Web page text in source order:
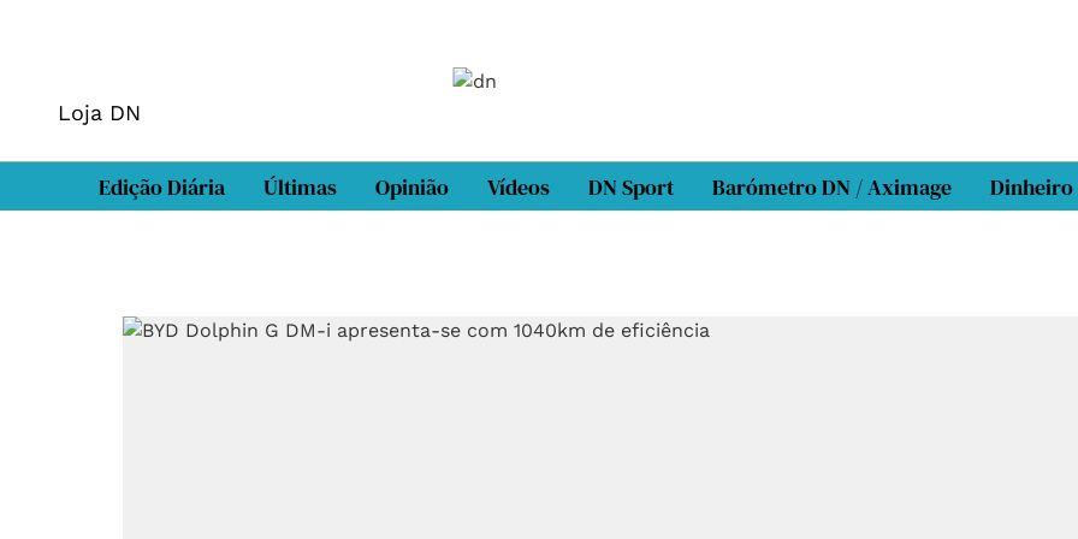
Loja DN
Edição Diária Últimas Opinião Vídeos DN Sport Barómetro DN / Aximage Dinheiro